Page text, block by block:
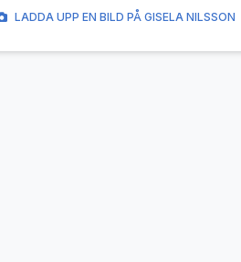
LADDA UPP EN BILD PÅ GISELA NILSSON